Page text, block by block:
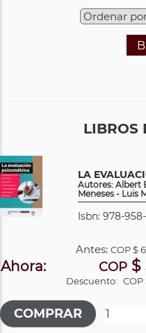
LIBROS
LA
Autores: Albert
Meneses - Luis
Isbn: 978-
Antes:COP$
Ahora: COP $
Descuento: